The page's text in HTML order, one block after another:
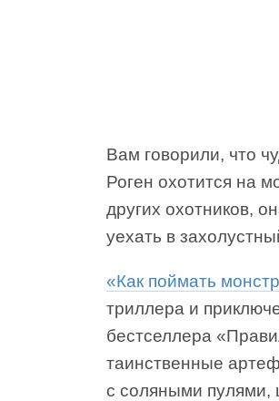
Вам говорили, что
Роген охотится на
других охотников,
уехать в
«Как поймать
триллера и
бестселлера
таинственные
с соляными пулями,